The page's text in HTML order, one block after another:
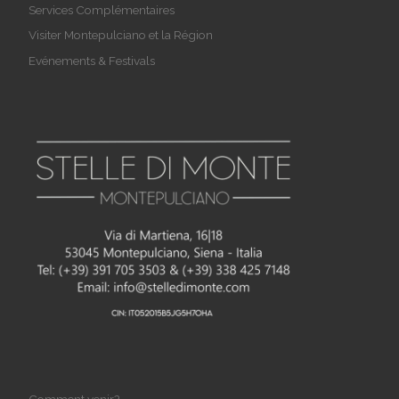
Services Complémentaires
Visiter Montepulciano et la Région
Evénements & Festivals